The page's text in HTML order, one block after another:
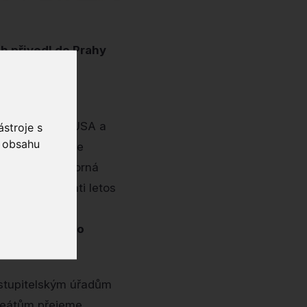
s
přivedl do Prahy
laureáti z USA a
letos vítěze
(2024), odborná
Laureáti letos
kulturní
úřadům